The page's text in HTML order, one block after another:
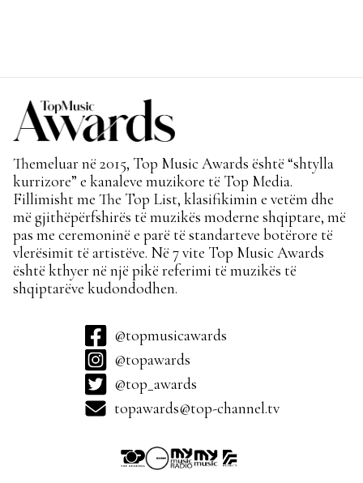
Themeluar në 2015, Top Music Awards është “shtylla
kurrizore” e kanaleve muzikore të Top Media.
Fillimisht me The Top List, klasifikimin e vetëm dhe
më gjithëpërfshirës të muzikës moderne shqiptare, më
pas me ceremoninë e parë të standarteve botërore të
vlerësimit të artistëve. Në 7 vite Top Music Awards
është kthyer në një pikë referimi të muzikës të
shqiptarëve kudondodhen.
@topmusicawards
@topawards
@top_awards
topawards@top-channel.tv